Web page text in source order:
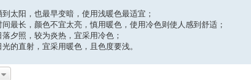
太阳，也最早变暗，使用浅暖色最适宜；
最长，颜色不宜太亮，慎用暖色，使用冷色则使人感到舒适；
夕照，较为炎热，宜采用冷色；
的直射，宜采用暖色，且色度要浅。